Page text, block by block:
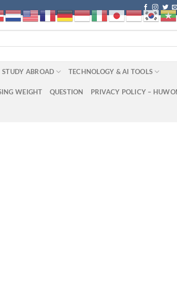
STUDY ABROAD TECHNOLOGY & AI TOOLS
WEIGHT QUESTION PRIVACY POLICY –